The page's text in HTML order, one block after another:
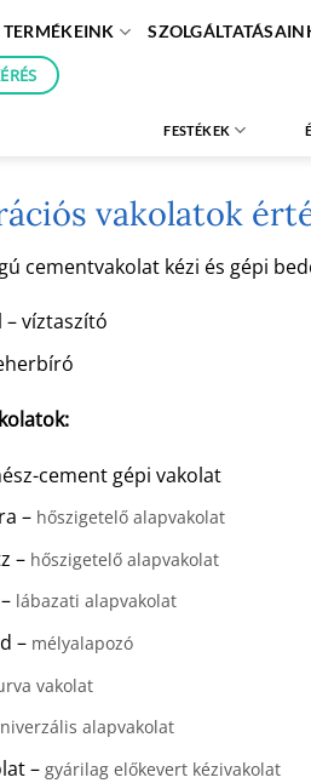
TERMÉKEINK
FESTÉKEK
vakolatok
cementvakolat kézi és gépi
– víztaszító
cement gépi vakolat
– hőszigetelő alapvakolat
– hőszigetelő alapvakolat
lábazati alapvakolat
– mélyalapozó
vakolat
alapvakolat
– gyárilag előkevert kézivakolat